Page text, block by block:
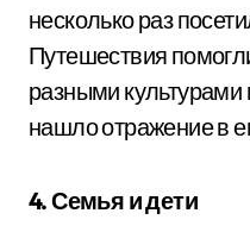
несколько раз
Путешествия
разными
нашло отражение в
4. Семья и дети